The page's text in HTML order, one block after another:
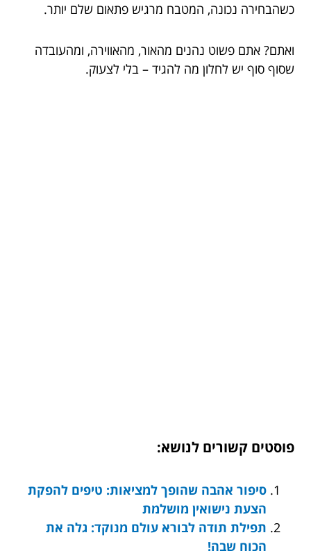
כשהבחירה נכונה, המטבח מרגיש פתאום שלם יותר.
ואתם? אתם פשוט נהנים מהאור, מהאווירה, ומהעובדה
שסוף סוף יש לחלון מה להגיד – בלי לצעוק.
פוסטים קשורים לנושא:
סיפור אהבה שהופך למציאות: טיפים להפקת
הצעת נישואין מושלמת
תפילת תודה לבורא עולם מנוקד: גלה את
הכוח שבה!